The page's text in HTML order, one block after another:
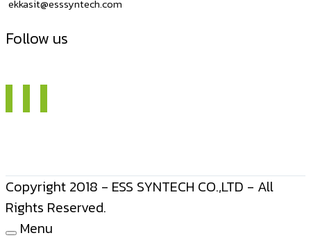
ekkasit@esssyntech.com
Follow us
Copyright 2018 - ESS SYNTECH CO.,LTD - All
Rights Reserved.
Menu